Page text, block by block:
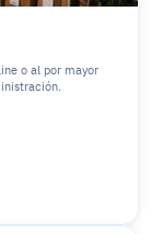
o al por mayor